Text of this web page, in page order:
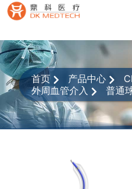
首页 产品中心
外周血管介入
普通